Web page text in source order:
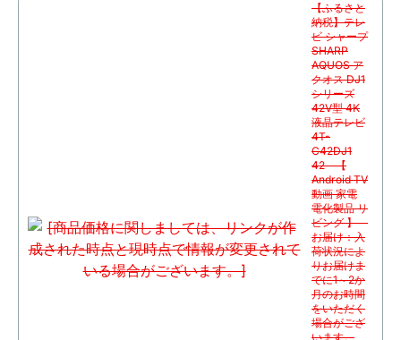
【ふるさと
納税】テレ
ビ シャープ
SHARP
AQUOS ア
クオス DJ1
シリーズ
42V型 4K
液晶テレビ
4T-
C42DJ1
42 【
Android TV
動画 家電
電化製品 リ
ビング 】
お届け：入
荷状況によ
りお届けま
でに1～2か
月のお時間
をいただく
場合がござ
います。